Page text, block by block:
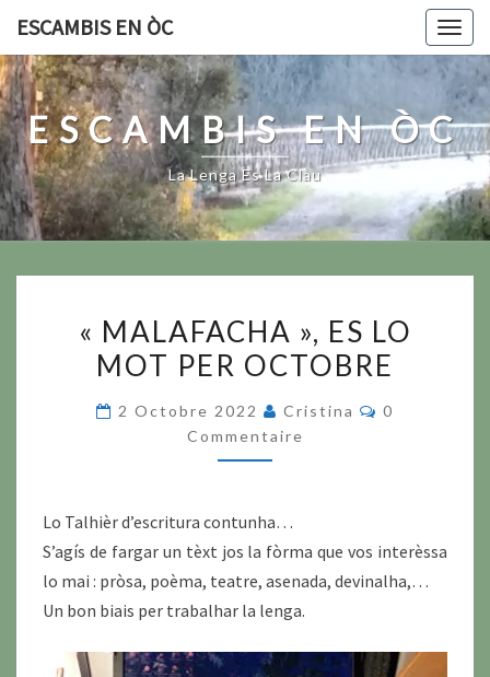
content
ESCAMBIS EN ÒC
ESCAMBIS EN ÒC
La Lenga Es La Clau
ES
LO
PER
OCTOBRE
« MALAFACHA », ES LO
MOT PER OCTOBRE
2 Octobre 2022 Cristina
0
Commentaire
Lo Talhièr d’escritura contunha…
S’agís de fargar un tèxt jos la fòrma que vos interèssa
lo mai : pròsa, poèma, teatre, asenada, devinalha,…
Un bon biais per trabalhar la lenga.